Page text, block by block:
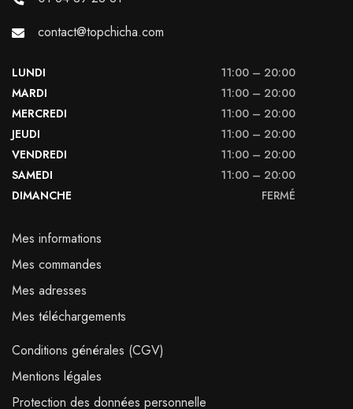
contact@topchicha.com
LUNDI
11:00 – 20:00
MARDI
11:00 – 20:00
MERCREDI
11:00 – 20:00
JEUDI
11:00 – 20:00
VENDREDI
11:00 – 20:00
SAMEDI
11:00 – 20:00
DIMANCHE
FERMÉ
Mes informations
Mes commandes
Mes adresses
Mes téléchargements
Conditions générales (CGV)
Mentions légales
Protection des données personnelle